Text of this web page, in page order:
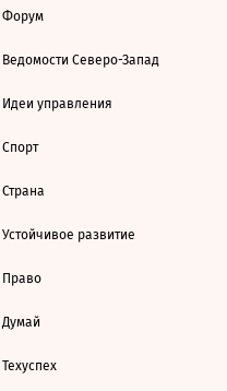
Форум
Ведомости Северо-Запад
Идеи управления
Спорт
Страна
Устойчивое развитие
Право
Думай
Техуспех